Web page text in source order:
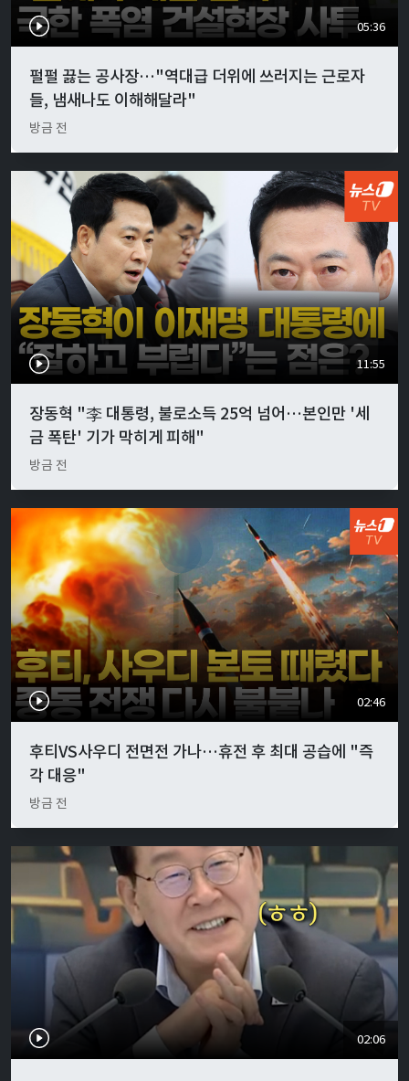
05:36
펄펄 끓는 공사장…"역대급 더위에 쓰러지는 근로자
들, 냄새나도 이해해달라"
방금 전
11:55
장동혁 "李 대통령, 불로소득 25억 넘어…본인만 '세
금 폭탄' 기가 막히게 피해"
방금 전
02:46
후티VS사우디 전면전 가나…휴전 후 최대 공습에 "즉
각 대응"
방금 전
02:06